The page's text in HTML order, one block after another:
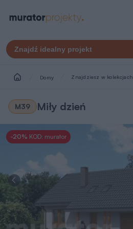
Znajdź idealny projekt
Domy Znajdziesz w kolekcjach
M39 Miły dzień
-20% KOD: murator